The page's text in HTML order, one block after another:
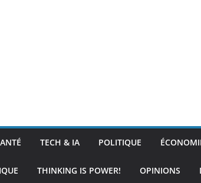
TECH & IA POLITIQUE
THINKING IS POWER! OPINIONS